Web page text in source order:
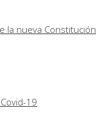
la nueva Constitución
19